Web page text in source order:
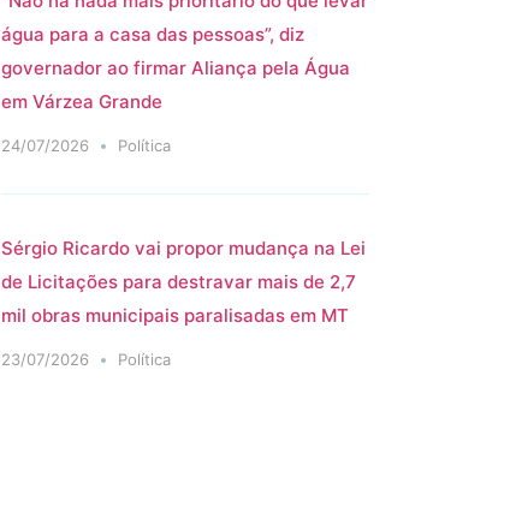
água para a casa das pessoas”, diz
governador ao firmar Aliança pela Água
em Várzea Grande
24/07/2026 Política
Sérgio Ricardo vai propor mudança na Lei
de Licitações para destravar mais de 2,7
mil obras municipais paralisadas em MT
23/07/2026 Política